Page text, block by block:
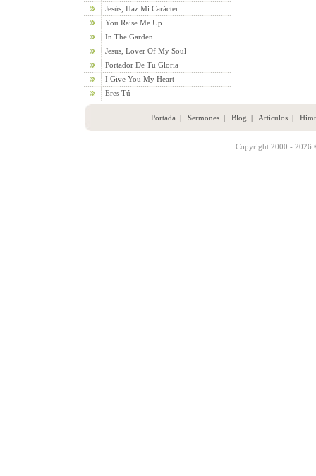
Jesús, Haz Mi Carácter
You Raise Me Up
In The Garden
Jesus, Lover Of My Soul
Portador De Tu Gloria
I Give You My Heart
Eres Tú
Portada | Sermones| Blog | Artículos|
Copyright 2000 - 2026